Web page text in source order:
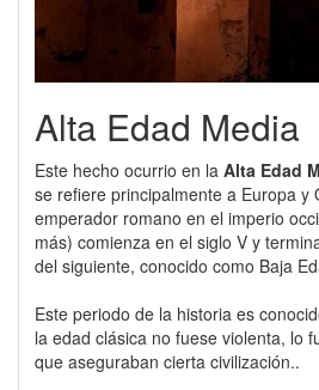
Alta Edad Media
Este hecho ocurrio en la Alta Edad
se refiere principalmente a Europa y
emperador romano en el imperio
más) comienza en el siglo V y
del siguiente, conocido como Baja
Este periodo de la historia es
la edad clásica no fuese violenta, lo
que aseguraban cierta civilización..